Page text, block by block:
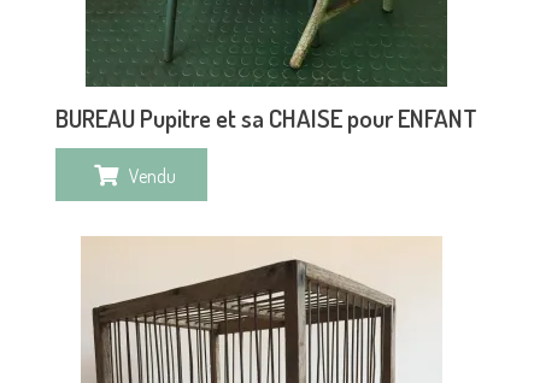
BUREAU Pupitre et sa CHAISE pour ENFANT
Vendu